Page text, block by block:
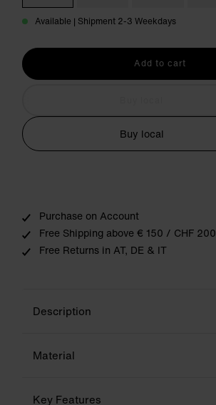
Available | Shipment 2-3 Weekdays
Add to cart
Buy local
Purchase on Account
Free Shipping above € 150 / CHF 200
Free Returns in AT, DE & IT
Description
Material
Key Features